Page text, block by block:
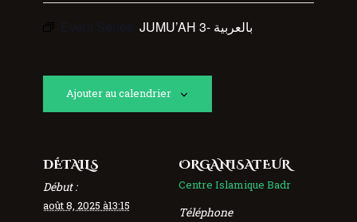
Event Series: JUMU’AH 3- بالعربية
Ajouter au calendrier
DÉTAILS
Début :
août 8, 2025 à13:15
ORGANISATEUR
Centre Islamique Badr
Téléphone